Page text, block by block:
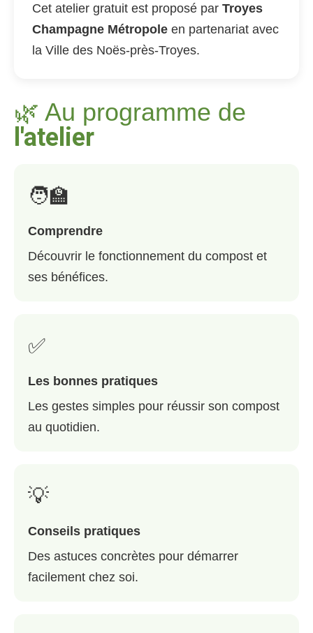
Cet atelier gratuit est proposé par Troyes
Champagne Métropole en partenariat avec
la Ville des Noës-près-Troyes.
🌿 Au programme de
l'atelier
🧑‍🏫
Comprendre
Découvrir le fonctionnement du compost et
ses bénéfices.
✅
Les bonnes pratiques
Les gestes simples pour réussir son compost
au quotidien.
💡
Conseils pratiques
Des astuces concrètes pour démarrer
facilement chez soi.